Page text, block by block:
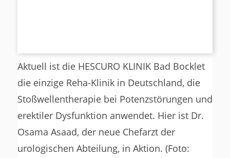
Aktuell ist die HESCURO KLINIK Bad Bocklet
die einzige Reha-Klinik in Deutschland, die
Stoßwellentherapie bei Potenzstörungen und
erektiler Dysfunktion anwendet. Hier ist Dr.
Osama Asaad, der neue Chefarzt der
urologischen Abteilung, in Aktion. (Foto: